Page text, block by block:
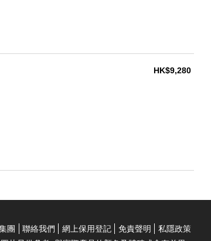
HK$9,280
團 聯絡我們 網上保用登記 免責聲明
私隱政策